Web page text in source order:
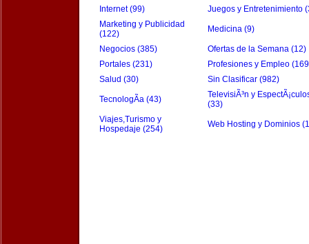
Internet (99)
Juegos y Entretenimiento
Marketing y Publicidad
(122)
Medicina (9)
Negocios (385)
Ofertas de la Semana (12)
Portales (231)
Profesiones y Empleo
Salud (30)
Sin Clasificar (982)
TecnologÃ­a (43)
TelevisiÃ³n y
(33)
Viajes,Turismo y
Hospedaje (254)
Web Hosting y Dominios